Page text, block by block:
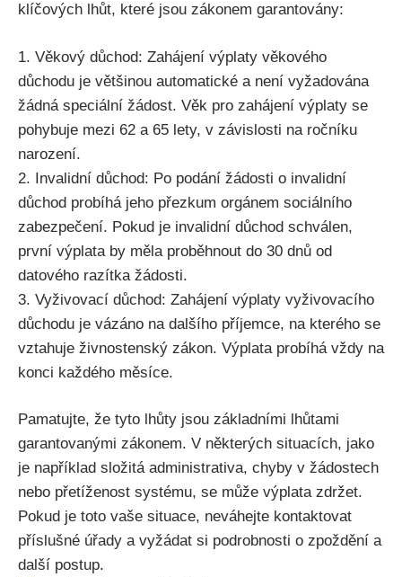
klíčových lhůt, které jsou zákonem garantovány:
1. Věkový důchod: Zahájení výplaty věkového
důchodu je většinou automatické a není vyžadována
žádná speciální žádost. Věk pro zahájení výplaty se
pohybuje mezi 62 a 65 lety, v závislosti na ročníku
narození.
2. Invalidní důchod: Po podání žádosti o invalidní
důchod probíhá jeho přezkum orgánem sociálního
zabezpečení. Pokud je invalidní důchod schválen,
první výplata by měla proběhnout do 30 dnů od
datového razítka žádosti.
3. Vyživovací důchod: Zahájení výplaty vyživovacího
důchodu je vázáno na dalšího příjemce, na kterého se
vztahuje živnostenský zákon. Výplata probíhá vždy na
konci každého měsíce.
Pamatujte, že tyto lhůty jsou základními lhůtami
garantovanými zákonem. V některých situacích, jako
je například složitá administrativa, chyby v žádostech
nebo přetíženost systému, se může výplata zdržet.
Pokud je toto vaše situace, neváhejte kontaktovat
příslušné úřady a vyžádat si podrobnosti o zpoždění a
další postup.